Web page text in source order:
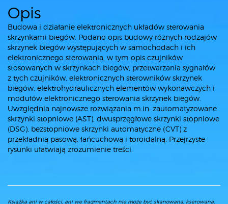
Opis
Budowa i działanie elektronicznych układów sterowania
skrzynkami biegów. Podano opis budowy różnych rodzajów
skrzynek biegów występujących w samochodach i ich
elektronicznego sterowania, w tym opis czujników
stosowanych w skrzynkach biegów, przetwarzania sygnałów
z tych czujników, elektronicznych sterowników skrzynek
biegów, elektrohydraulicznych elementów wykonawczych i
modułów elektronicznego sterowania skrzynek biegów.
Uwzględnia najnowsze rozwiązania m.in. zautomatyzowane
skrzynki stopniowe (AST), dwusprzęgłowe skrzynki stopniowe
(DSG), bezstopniowe skrzynki automatyczne (CVT) z
przekładnią pasową, łańcuchową i toroidalną. Przejrzyste
rysunki ułatwiają zrozumienie treści.
Książka ani w całości, ani we fragmentach nie może być skanowana, kserowana,